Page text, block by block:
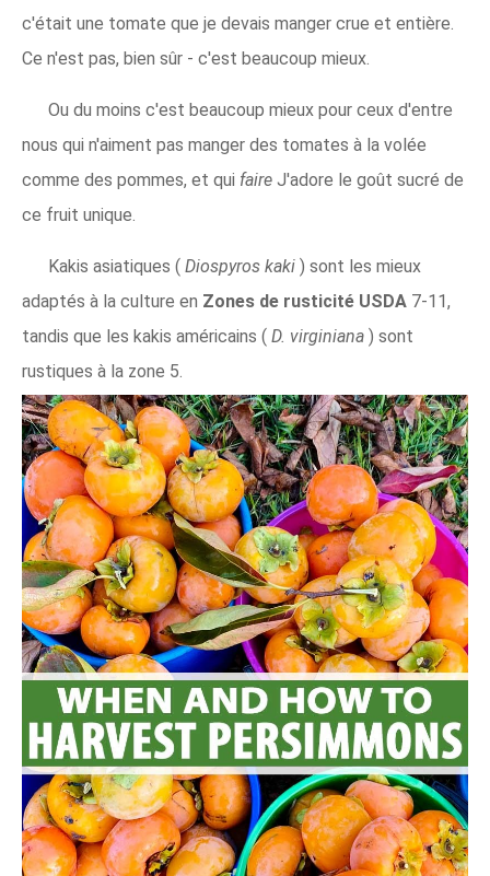
c'était une tomate que je devais manger crue et entière.
Ce n'est pas, bien sûr - c'est beaucoup mieux.
Ou du moins c'est beaucoup mieux pour ceux d'entre
nous qui n'aiment pas manger des tomates à la volée
comme des pommes, et qui faire J'adore le goût sucré de
ce fruit unique.
Kakis asiatiques ( Diospyros kaki ) sont les mieux
adaptés à la culture en Zones de rusticité USDA 7-11,
tandis que les kakis américains ( D. virginiana ) sont
rustiques à la zone 5.